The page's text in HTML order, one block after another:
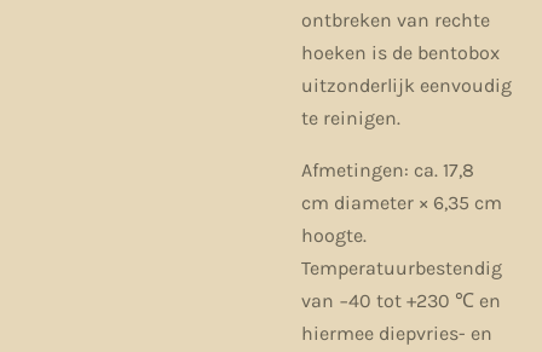
ontbreken van rechte
hoeken is de bentobox
uitzonderlijk eenvoudig
te reinigen.
Afmetingen: ca. 17,8
cm diameter × 6,35 cm
hoogte.
Temperatuurbestendig
van −40 tot +230 ℃ en
hiermee diepvries- en